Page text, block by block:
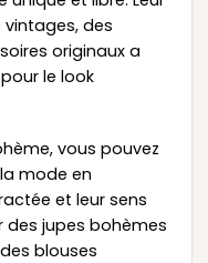
des
originaux a
le look
vous pouvez
mode en
et leur sens
des jupes bohèmes
blouses